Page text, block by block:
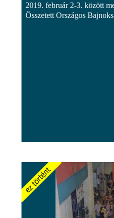
2019. február 2-3. között
Összetett Országos